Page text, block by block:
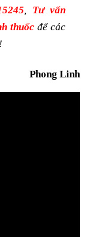
, Tư vấn
thuốc để các
Phong Linh